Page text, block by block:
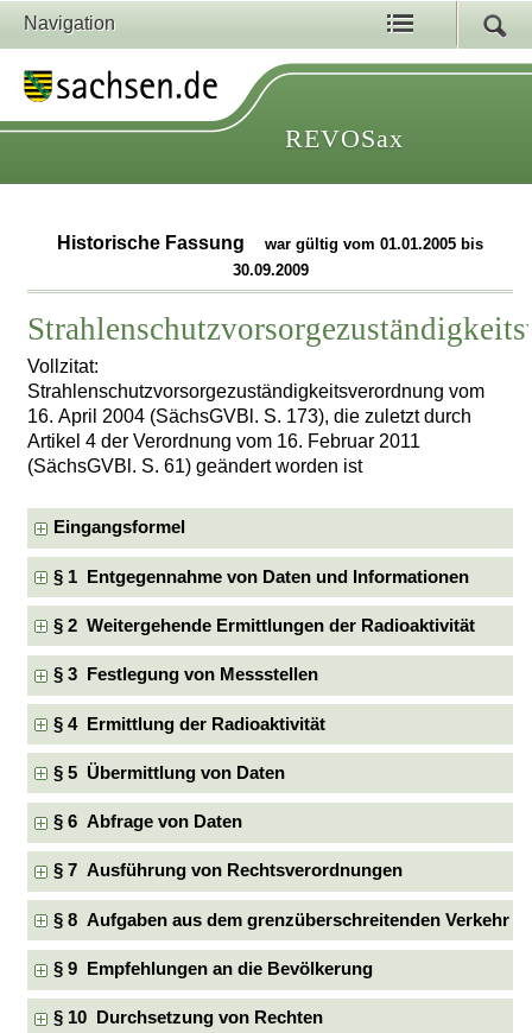
Navigation
REVOSax
Historische Fassung
war gültig vom 01.01.2005 bis
30.09.2009
Vollzitat:
Strahlenschutzvorsorgezuständigkeitsverordnung vom
16. April 2004 (SächsGVBl. S. 173), die zuletzt durch
Artikel 4 der Verordnung vom 16. Februar 2011
(SächsGVBl. S. 61) geändert worden ist
Eingangsformel
§ 1 Entgegennahme von Daten und Informationen
§ 2 Weitergehende Ermittlungen der Radioaktivität
§ 3 Festlegung von Messstellen
§ 4 Ermittlung der Radioaktivität
§ 5 Übermittlung von Daten
§ 6 Abfrage von Daten
§ 7 Ausführung von Rechtsverordnungen
§ 8 Aufgaben aus dem grenzüberschreitenden Verkehr
§ 9 Empfehlungen an die Bevölkerung
§ 10 Durchsetzung von Rechten